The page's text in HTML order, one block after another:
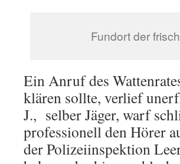
Fundort der
Ein Anruf des
klären sollte, verlief
J., selber Jäger, warf
professionell den Hörer
der Polizeiinspektion